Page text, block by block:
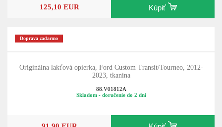
125,10 EUR Kúpiť
Doprava zadarmo
Originálna lakťová opierka, Ford Custom Transit/Tourneo, 2012-
2023, tkanina
88.V01812A
Skladom - doručenie do 2 dní